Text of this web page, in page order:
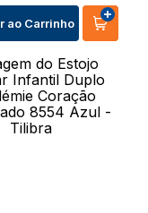
ao Carrinho